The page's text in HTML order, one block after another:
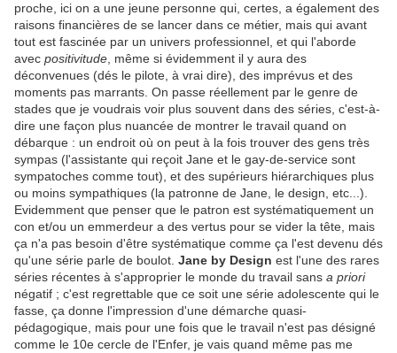
proche, ici on a une jeune personne qui, certes, a également des
raisons financières de se lancer dans ce métier, mais qui avant
tout est fascinée par un univers professionnel, et qui l'aborde
avec positivitude , même si évidemment il y aura des
déconvenues (dés le pilote, à vrai dire), des imprévus et des
moments pas marrants. On passe réellement par le genre de
stades que je voudrais voir plus souvent dans des séries, c'est-à-
dire une façon plus nuancée de montrer le travail quand on
débarque : un endroit où on peut à la fois trouver des gens très
sympas (l'assistante qui reçoit Jane et le gay-de-service sont
sympatoches comme tout), et des supérieurs hiérarchiques plus
ou moins sympathiques (la patronne de Jane, le design, etc...).
Evidemment que penser que le patron est systématiquement un
con et/ou un emmerdeur a des vertus pour se vider la tête, mais
ça n'a pas besoin d'être systématique comme ça l'est devenu dés
qu'une série parle de boulot. Jane by Design est l'une des rares
séries récentes à s'approprier le monde du travail sans a priori
négatif ; c'est regrettable que ce soit une série adolescente qui le
fasse, ça donne l'impression d'une démarche quasi-
pédagogique, mais pour une fois que le travail n'est pas désigné
comme le 10e cercle de l'Enfer, je vais quand même pas me